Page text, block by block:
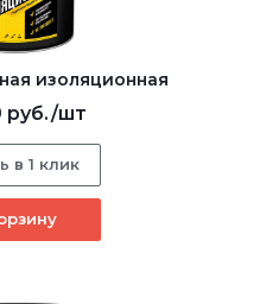
изоляционная
руб./шт
в 1 клик